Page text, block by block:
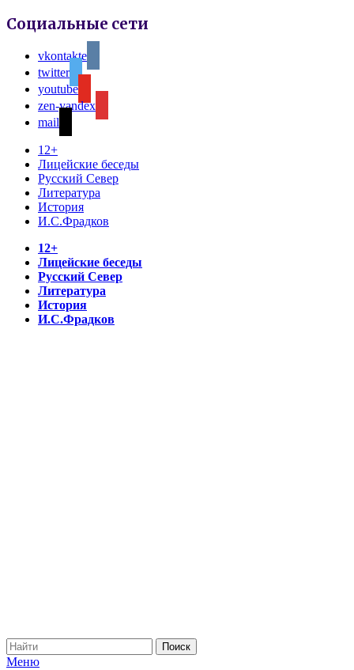
Социальные сети
vkontakte
twitter
youtube
zen-yandex
mail
12+
Лицейские беседы
Русский Север
Литература
История
И.С.Фрадков
12+
Лицейские беседы
Русский Север
Литература
История
И.С.Фрадков
Меню